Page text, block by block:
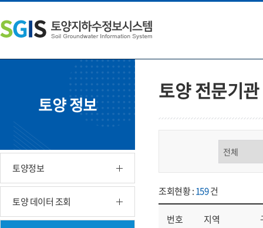
문
내
용
쪽
메
뉴
단
주
소
토양 정보
토양정보
토양 데이터 조회
토양 전문기관
조회현황 :159건
번호 지역